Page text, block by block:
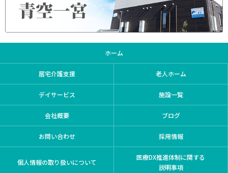
ホーム
居宅介護支援 老人ホーム
デイサービス 施設一覧
会社概要 ブログ
お問い合わせ 採用情報
個人情報の取り扱いについて
医療DX推進体制に関する
説明事項